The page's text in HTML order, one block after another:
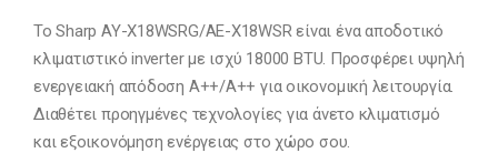
Το Sharp AY-X18WSRG/AE-X18WSR είναι ένα αποδοτικό
κλιματιστικό inverter με ισχύ 18000 BTU. Προσφέρει υψηλή
ενεργειακή απόδοση A++/A++ για οικονομική λειτουργία.
Διαθέτει προηγμένες τεχνολογίες για άνετο κλιματισμό
και εξοικονόμηση ενέργειας στο χώρο σου.